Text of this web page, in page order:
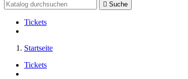
 Suche
Tickets
Startseite
Tickets